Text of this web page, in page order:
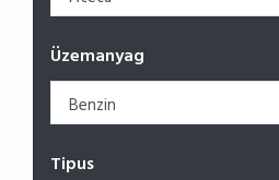
Üzemanyag
Tipus